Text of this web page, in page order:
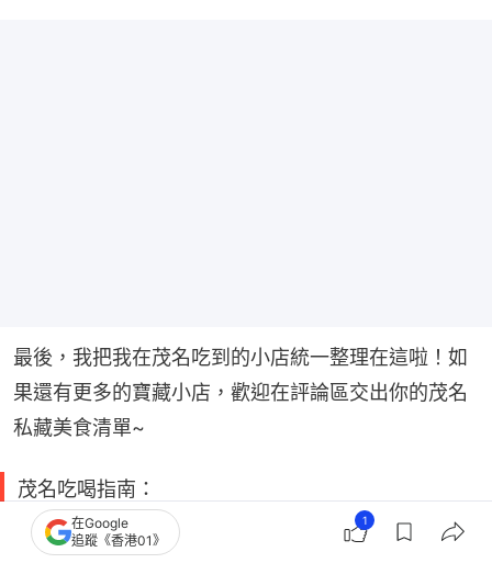
最後，我把我在茂名吃到的小店統一整理在這啦！如
果還有更多的寶藏小店，歡迎在評論區交出你的茂名
私藏美食清單~
茂名吃喝指南：
1. 大家樂食店
在Google
追蹤《香港01》
1